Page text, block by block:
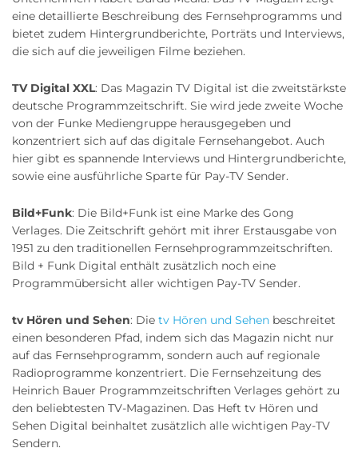
eine detaillierte Beschreibung des Fernsehprogramms und
bietet zudem Hintergrundberichte, Porträts und Interviews,
die sich auf die jeweiligen Filme beziehen.
TV Digital XXL: Das Magazin TV Digital ist die zweitstärkste
deutsche Programmzeitschrift. Sie wird jede zweite Woche
von der Funke Mediengruppe herausgegeben und
konzentriert sich auf das digitale Fernsehangebot. Auch
hier gibt es spannende Interviews und Hintergrundberichte,
sowie eine ausführliche Sparte für Pay-TV Sender.
Bild+Funk: Die Bild+Funk ist eine Marke des Gong
Verlages. Die Zeitschrift gehört mit ihrer Erstausgabe von
1951 zu den traditionellen Fernsehprogrammzeitschriften.
Bild + Funk Digital enthält zusätzlich noch eine
Programmübersicht aller wichtigen Pay-TV Sender.
tv Hören und Sehen: Die tv Hören und Sehen beschreitet
einen besonderen Pfad, indem sich das Magazin nicht nur
auf das Fernsehprogramm, sondern auch auf regionale
Radioprogramme konzentriert. Die Fernsehzeitung des
Heinrich Bauer Programmzeitschriften Verlages gehört zu
den beliebtesten TV-Magazinen. Das Heft tv Hören und
Sehen Digital beinhaltet zusätzlich alle wichtigen Pay-TV
Sendern.